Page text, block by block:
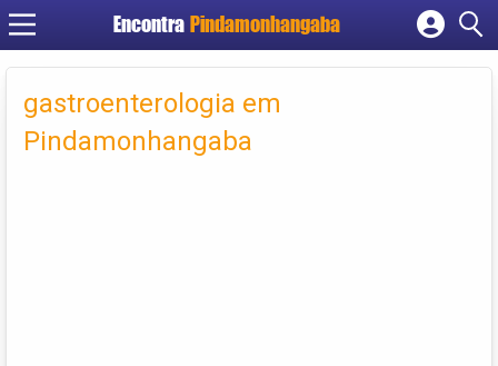
Encontra Pindamonhangaba
Cadastrar empresa
Criar conta
gastroenterologia em
Pindamonhangaba